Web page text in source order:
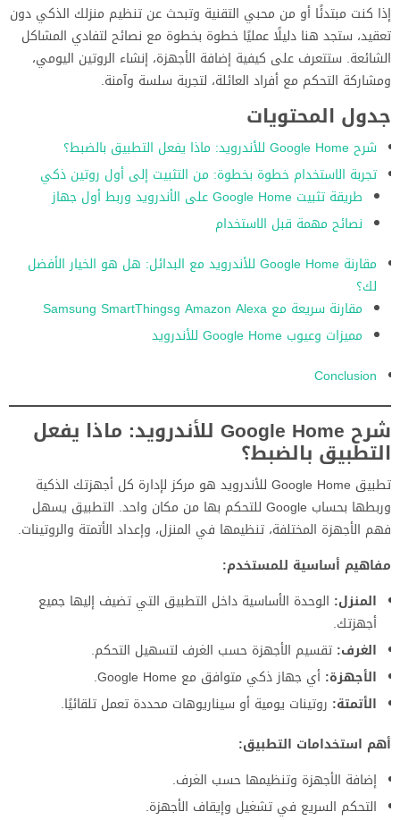
إذا كنت مبتدئًا أو من محبي التقنية وتبحث عن تنظيم منزلك الذكي دون
تعقيد، ستجد هنا دليلًا عمليًا خطوة بخطوة مع نصائح لتفادي المشاكل
الشائعة. ستتعرف على كيفية إضافة الأجهزة، إنشاء الروتين اليومي،
ومشاركة التحكم مع أفراد العائلة، لتجربة سلسة وآمنة.
جدول المحتويات
شرح Google Home للأندرويد: ماذا يفعل التطبيق بالضبط؟
تجربة الاستخدام خطوة بخطوة: من التثبيت إلى أول روتين ذكي
طريقة تثبيت Google Home على الأندرويد وربط أول جهاز
نصائح مهمة قبل الاستخدام
مقارنة Google Home للأندرويد مع البدائل: هل هو الخيار الأفضل
لك؟
مقارنة سريعة مع Amazon Alexa وSamsung SmartThings
مميزات وعيوب Google Home للأندرويد
Conclusion
شرح Google Home للأندرويد: ماذا يفعل
التطبيق بالضبط؟
تطبيق Google Home للأندرويد هو مركز لإدارة كل أجهزتك الذكية
وربطها بحساب Google للتحكم بها من مكان واحد. التطبيق يسهل
فهم الأجهزة المختلفة، تنظيمها في المنزل، وإعداد الأتمتة والروتينات.
مفاهيم أساسية للمستخدم:
المنزل: الوحدة الأساسية داخل التطبيق التي تضيف إليها جميع
أجهزتك.
الغرف: تقسيم الأجهزة حسب الغرف لتسهيل التحكم.
الأجهزة: أي جهاز ذكي متوافق مع Google Home.
الأتمتة: روتينات يومية أو سيناريوهات محددة تعمل تلقائيًا.
أهم استخدامات التطبيق:
إضافة الأجهزة وتنظيمها حسب الغرف.
التحكم السريع في تشغيل وإيقاف الأجهزة.